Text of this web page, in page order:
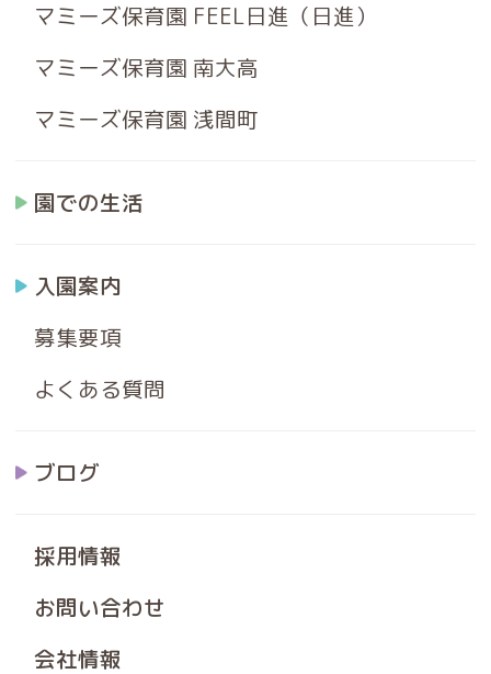
マミーズ保育園 FEEL日進（日進）
マミーズ保育園 南大高
マミーズ保育園 浅間町
園での生活
入園案内
募集要項
よくある質問
ブログ
採用情報
お問い合わせ
会社情報